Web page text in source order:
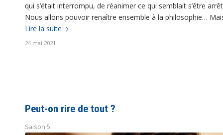
qui s’était interrompu, de réanimer ce qui semblait s’être
Nous allons pouvoir renaître ensemble à la philosophie…
Lire la suite
24 mai 2021
Peut-on rire de tout ?
Saison 5